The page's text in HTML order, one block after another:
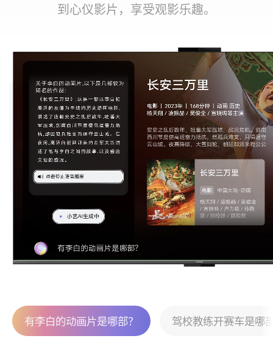
有李白的动画片是哪部？ 驾校教练开赛车是哪
长安是哪里？ 朗诵一下将进酒。 什么是
帮我写一首赞美春天的诗。 帮我出一道鸡兔同
到心仪影片，享受观影乐⁠趣。